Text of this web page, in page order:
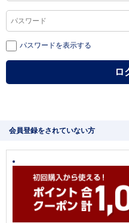
パスワードを表示する
会員登録をされていない方